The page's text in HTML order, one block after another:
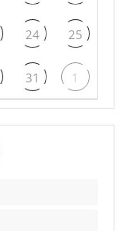
24 25
31 1